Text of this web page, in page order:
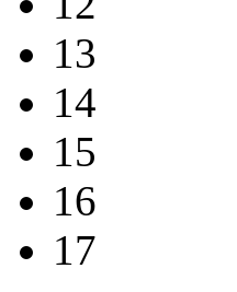
13
14
15
16
17